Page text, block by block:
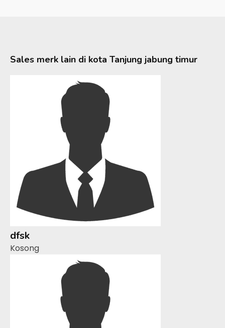
Sales merk lain di kota Tanjung jabung timur
dfsk
Kosong